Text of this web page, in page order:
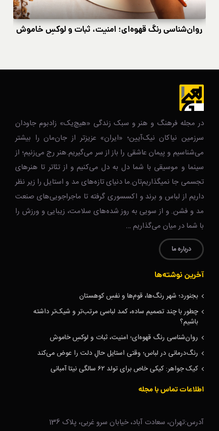
روان‌شناسی رنگ قهوه‌ای؛ امنیت، ثبات و لوکسِ خاموش
در مجله فرهنگ و هنر و سبک زندگی‌ «هیچ‌یک» زادبوم جاودان
سرزمین نیاکان نیک‌‌‌آیین؛ «ایران» عزیزتر از جان‌مان را بیشتر
می‌شناسیم و پیمان عاشقی را باز از سر می‌گیریم.هنر رج می‌زنیم؛ از
سینما و موسیقی با شما دل به دل می‌کنیم و از تئاتر تا هنرهای
تجسمی جا نمیگذاریم‌تان.ما دنیای تازه‌های مد و استایل را زیر نظر
داریم از لباس و برند و اکسسوری گرفته تا ماجراجویی‌های صنعت
مد و فشن. و از سویی به روز شده‌های سلامت، زیبایی و ورزش را
با شما در میان می‌گذاریم …
درباره ما
آخرین نوشته‌ها
بجنورد؛ شهر رنگ‌ها، قوم‌ها و نفسِ کوهستان
چطور با چند تصمیم ساده، کمد لباسی مرتب‌تر و شیک‌تر داشته
باشیم؟
روان‌شناسی رنگ قهوه‌ای؛ امنیت، ثبات و لوکسِ خاموش
رنگ‌درمانی در لباس؛ وقتی استایل حالِ دلت را عوض می‌کند
کیک جواهر: کیکی خاص برای تولد ۶۲ سالگی نیتا آمبانی
اطلاعات تماس با مجله
آدرس:تهران، سعادت آباد، خیابان سرو غربی، پلاک 136